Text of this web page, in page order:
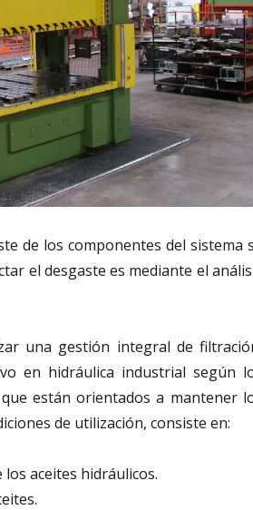
de los componentes del sistema
el desgaste es mediante el
una gestión integral de
en hidráulica industrial según
están orientados a mantener
de utilización, consiste en:
aceites hidráulicos.